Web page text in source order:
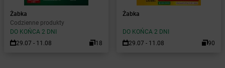
Żabka
Codzienne produkty
DO KOŃCA 2 DNI
29.07 - 11.08
18
Żabka
DO KOŃCA 2 DNI
29.07 - 11.08
90